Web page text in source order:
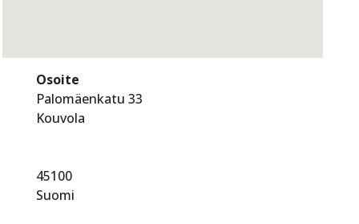
Osoite
Palomäenkatu 33
Kouvola
45100
Suomi